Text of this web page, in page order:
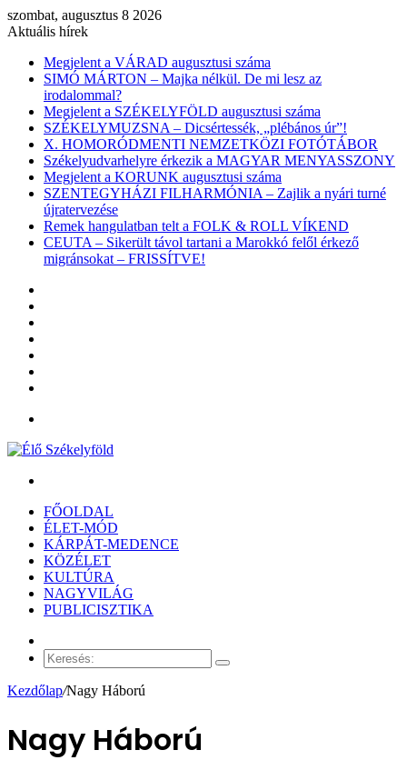
szombat, augusztus 8 2026
Aktuális hírek
Megjelent a VÁRAD augusztusi száma
SIMÓ MÁRTON – Majka nélkül. De mi lesz az
irodalommal?
Megjelent a SZÉKELYFÖLD augusztusi száma
SZÉKELYMUZSNA – Dicsértessék, „plébános úr”!
X. HOMORÓDMENTI NEMZETKÖZI FOTÓTÁBOR
Székelyudvarhelyre érkezik a MAGYAR MENYASSZONY
Megjelent a KORUNK augusztusi száma
SZENTEGYHÁZI FILHARMÓNIA – Zajlik a nyári turné
újratervezése
Remek hangulatban telt a FOLK & ROLL VÍKEND
CEUTA – Sikerült távol tartani a Marokkó felől érkező
migránsokat – FRISSÍTVE!
FŐOLDAL
ÉLET-MÓD
KÁRPÁT-MEDENCE
KÖZÉLET
KULTÚRA
NAGYVILÁG
PUBLICISZTIKA
cikk
Keresés:
Kezdőlap/Nagy Háború
Nagy Háború